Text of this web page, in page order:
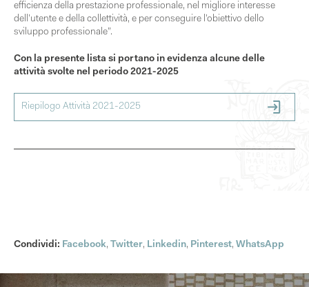
efficienza della prestazione professionale, nel migliore interesse
dell’utente e della collettività, e per conseguire l’obiettivo dello
sviluppo professionale”.
Con la presente lista si portano in evidenza alcune delle
attività svolte nel periodo 2021-2025
Riepilogo Attività 2021-2025
Condividi: Facebook, Twitter, Linkedin, Pinterest, WhatsApp